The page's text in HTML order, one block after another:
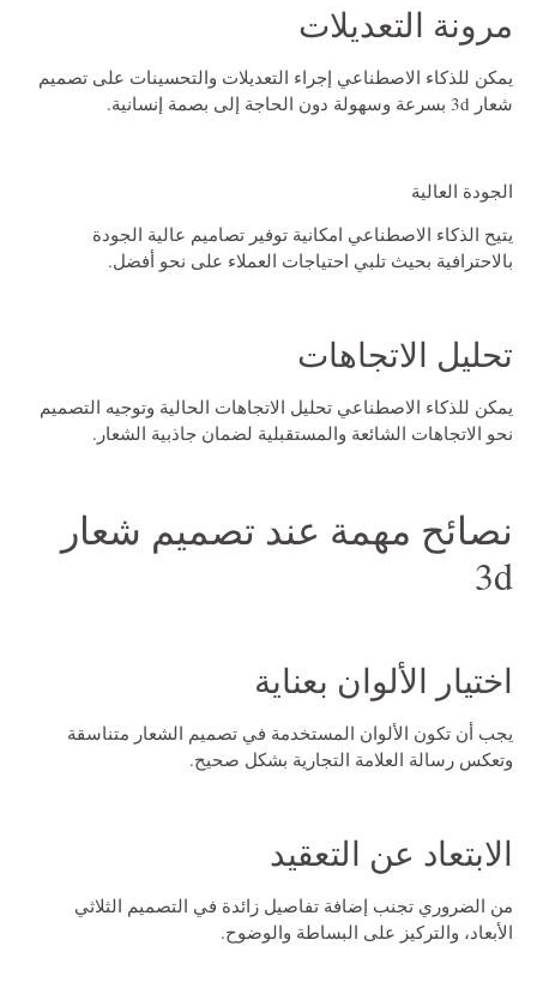
مرونة التعديلات
يمكن للذكاء الاصطناعي إجراء التعديلات والتحسينات على تصميم
شعار 3d
بسرعة وسهولة دون الحاجة إلى بصمة إنسانية.
الجودة العالية
يتيح الذكاء الاصطناعي امكانية توفير تصاميم عالية الجودة
بالاحترافية بحيث تلبي احتياجات العملاء على نحو أفضل.
تحليل الاتجاهات
يمكن للذكاء الاصطناعي تحليل الاتجاهات الحالية وتوجيه التصميم
نحو الاتجاهات الشائعة والمستقبلية لضمان جاذبية الشعار.
نصائح مهمة عند تصميم شعار
3d
اختيار الألوان بعناية
يجب أن تكون الألوان المستخدمة في تصميم الشعار متناسقة
وتعكس رسالة العلامة التجارية بشكل صحيح.
الابتعاد عن التعقيد
من الضروري تجنب إضافة تفاصيل زائدة في التصميم الثلاثي
الأبعاد، والتركيز على البساطة والوضوح.